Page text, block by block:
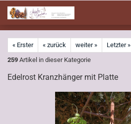
zum
Hauptinhalt
« Erster « zurück weiter »
Letzter »
259 Artikel in dieser Kategorie
Edelrost Kranzhänger mit Platte